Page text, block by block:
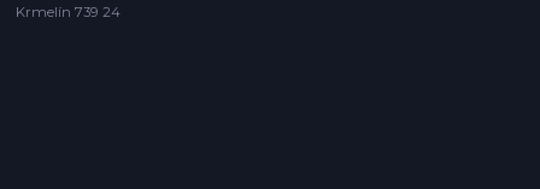
Krmelín 739 24